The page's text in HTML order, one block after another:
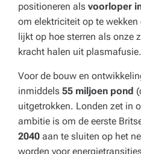
positioneren als voorloper
om elektriciteit op te
lijkt op hoe sterren als onze
kracht halen uit plasmafusie.
Voor de bouw en
inmiddels 55 miljoen pond
uitgetrokken. Londen zet in
ambitie is om de eerste
2040 aan te sluiten op het
worden voor